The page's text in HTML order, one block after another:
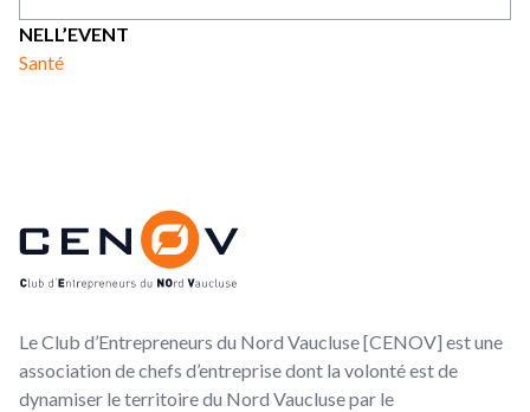
NELL’EVENT
Santé
CENOV
Le Club d’Entrepreneurs du Nord Vaucluse [CENOV] est une
association de chefs d’entreprise dont la volonté est de
dynamiser le territoire du Nord Vaucluse par le